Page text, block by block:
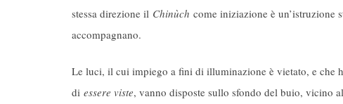
stessa direzione il Chinùch come iniziazione è un’istruzione
accompagnano.
Le luci, il cui impiego a fini di illuminazione è vietato, e che
di essere viste, vanno disposte sullo sfondo del buio, vicino